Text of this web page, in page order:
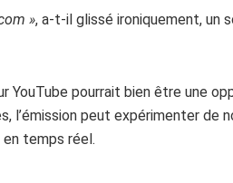
», a-t-il glissé ironiquement, un
YouTube pourrait bien être une
l’émission peut expérimenter de
temps réel.